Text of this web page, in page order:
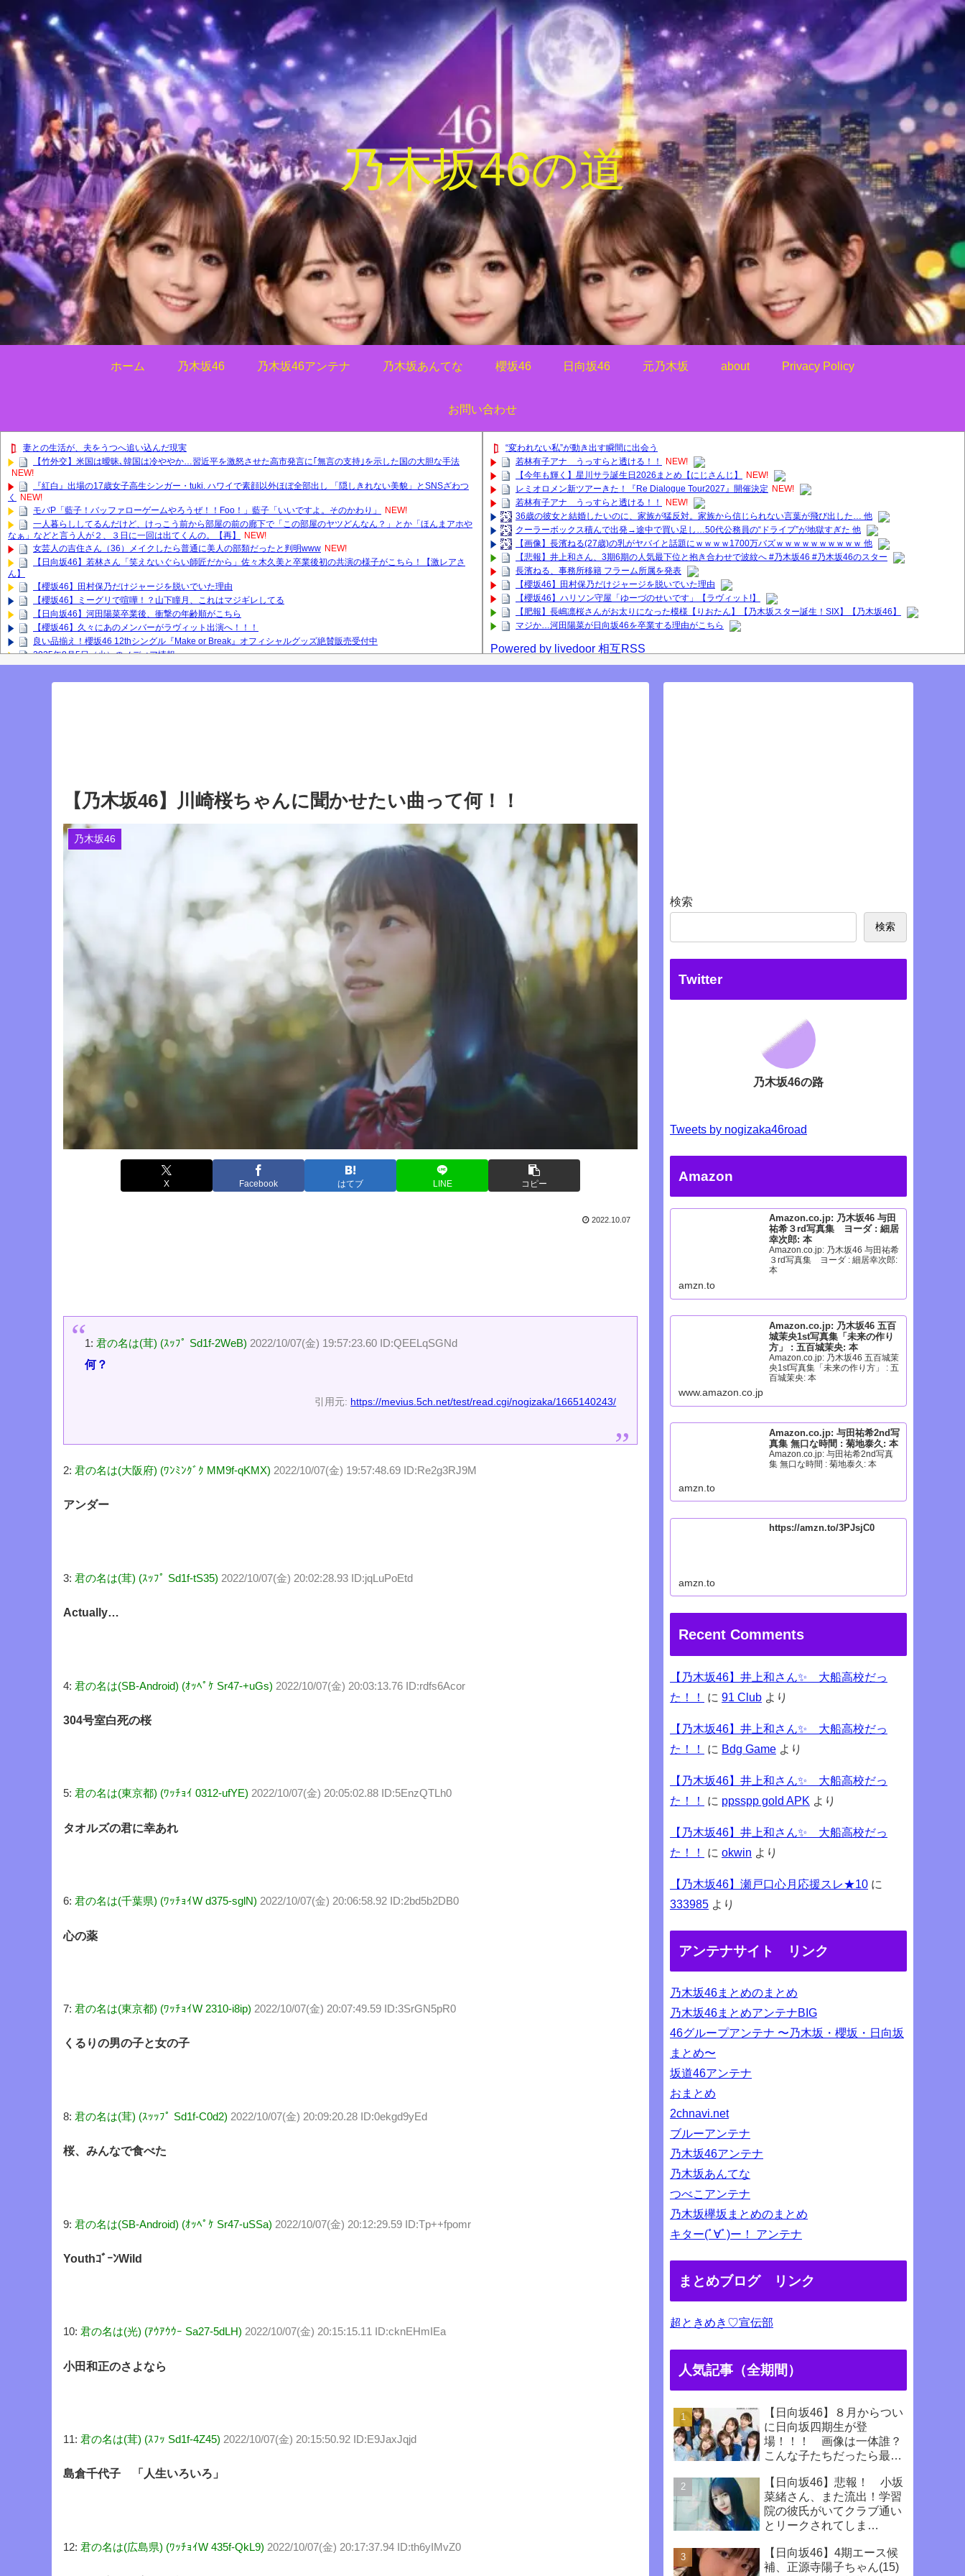
乃木坂46の道
ホーム 乃木坂46 乃木坂46アンテナ 乃木坂あんてな 櫻坂46 日向坂46 元乃木坂 about Privacy Policy
お問い合わせ
妻との生活が、夫をうつへ追い込んだ現実
【竹外交】米国は曖昧､韓国は冷ややか…習近平を激怒させた高市発言に｢無言の支持｣を示した国の大胆な手法
NEW!
『紅白』出場の17歳女子高生シンガー・tuki. ハワイで素顔以外ほぼ全部出し 「隠しきれない美貌」とSNSざわつ
く
NEW!
モバP「藍子！バッファローゲームやろうぜ！！Foo！」藍子「いいですよ。そのかわり」
NEW!
一人暮らししてるんだけど、けっこう前から部屋の前の廊下で「この部屋のヤツどんなん？」とか「ほんまアホや
なぁ」などと言う人が２、３日に一回は出てくんの。【再】
NEW!
女芸人の吉住さん（36）メイクしたら普通に美人の部類だったと判明www NEW!
【日向坂46】若林さん「笑えないぐらい師匠だから」佐々木久美と卒業後初の共演の様子がこちら！【激レアさ
ん】
【櫻坂46】田村保乃だけジャージを脱いでいた理由
【櫻坂46】ミーグリで喧嘩！？山下瞳月、これはマジギレしてる
【日向坂46】河田陽菜卒業後、衝撃の年齢順がこちら
【櫻坂46】久々にあのメンバーがラヴィット出演へ！！！
良い品揃え！櫻坂46 12thシングル『Make or Break』オフィシャルグッズ絶賛販売受付中
2025年8月5日（火）のメディア情報
岡本姫奈ブログ更新！ 順番に池田瑛紗との2ショット×２、菅原咲月、中西アルノとの3ショット、最後は菅原咲月
“変われない私”が動き出す瞬間に出会う
若林有子アナ うっすらと透ける！！
NEW!
【今年も輝く】星川サラ誕生日2026まとめ【にじさんじ】
NEW!
レミオロメン新ツアーきた！『Re Dialogue Tour2027』開催決定 NEW!
若林有子アナ うっすらと透ける！！
NEW!
36歳の彼女と結婚したいのに、家族が猛反対。家族から信じられない言葉が飛び出した… 他
クーラーボックス積んで出発→途中で買い足し…50代公務員の“ドライブ”が地獄すぎた 他
【画像】長濱ねる(27歳)の乳がヤバイと話題にｗｗｗｗ1700万バズｗｗｗｗｗｗｗｗｗｗ 他
【悲報】井上和さん、3期6期の人気最下位と抱き合わせで波紋へ #乃木坂46 #乃木坂46のスター
長濱ねる、事務所移籍 フラーム所属を発表
【櫻坂46】田村保乃だけジャージを脱いでいた理由
【櫻坂46】ハリソン守屋「ゆーづのせいです」【ラヴィット!】
【肥報】長嶋凛桜さんがお太りになった模様【りおたん】【乃木坂スター誕生！SIX】【乃木坂46】
マジか…河田陽菜が日向坂46を卒業する理由がこちら
Powered by livedoor 相互RSS
【乃木坂46】川崎桜ちゃんに聞かせたい曲って何！！
乃木坂46
X Facebook はてブ LINE コピー
2022.10.07
1: 君の名は(茸) (ｽｯﾌﾟ Sd1f-2WeB) 2022/10/07(金) 19:57:23.60 ID:QEELqSGNd
何？
引用元: https://mevius.5ch.net/test/read.cgi/nogizaka/1665140243/
2: 君の名は(大阪府) (ﾜﾝﾐﾝｸﾞｸ MM9f-qKMX) 2022/10/07(金) 19:57:48.69 ID:Re2g3RJ9M
アンダー
3: 君の名は(茸) (ｽｯﾌﾟ Sd1f-tS35) 2022/10/07(金) 20:02:28.93 ID:jqLuPoEtd
Actually…
4: 君の名は(SB-Android) (ｵｯﾍﾟｹ Sr47-+uGs) 2022/10/07(金) 20:03:13.76 ID:rdfs6Acor
304号室白死の桜
5: 君の名は(東京都) (ﾜｯﾁｮｲ 0312-ufYE) 2022/10/07(金) 20:05:02.88 ID:5EnzQTLh0
タオルズの君に幸あれ
6: 君の名は(千葉県) (ﾜｯﾁｮｲW d375-sglN) 2022/10/07(金) 20:06:58.92 ID:2bd5b2DB0
心の薬
7: 君の名は(東京都) (ﾜｯﾁｮｲW 2310-i8ip) 2022/10/07(金) 20:07:49.59 ID:3SrGN5pR0
くるりの男の子と女の子
8: 君の名は(茸) (ｽｯｯﾌﾟ Sd1f-C0d2) 2022/10/07(金) 20:09:20.28 ID:0ekgd9yEd
桜、みんなで食べた
9: 君の名は(SB-Android) (ｵｯﾍﾟｹ Sr47-uSSa) 2022/10/07(金) 20:12:29.59 ID:Tp++fpomr
YouthｺﾞｰﾝWild
10: 君の名は(光) (ｱｳｱｳｳｰ Sa27-5dLH) 2022/10/07(金) 20:15:15.11 ID:cknEHmIEa
小田和正のさよなら
11: 君の名は(茸) (ｽﾌｯ Sd1f-4Z45) 2022/10/07(金) 20:15:50.92 ID:E9JaxJqjd
島倉千代子 「人生いろいろ」
12: 君の名は(広島県) (ﾜｯﾁｮｲW 435f-QkL9) 2022/10/07(金) 20:17:37.94 ID:th6yIMvZ0
検索
検索
Twitter
乃木坂46の路
Tweets by nogizaka46road
Amazon
Amazon.co.jp: 乃木坂46 与田
祐希３rd写真集 ヨーダ : 細居
幸次郎: 本
Amazon.co.jp: 乃木坂46 与田祐希
３rd写真集 ヨーダ : 細居幸次郎:
本
amzn.to
Amazon.co.jp: 乃木坂46 五百
城茉央1st写真集「未来の作り
方」 : 五百城茉央: 本
Amazon.co.jp: 乃木坂46 五百城茉
央1st写真集「未来の作り方」 : 五
百城茉央: 本
www.amazon.co.jp
Amazon.co.jp: 与田祐希2nd写
真集 無口な時間 : 菊地泰久: 本
Amazon.co.jp: 与田祐希2nd写真
集 無口な時間 : 菊地泰久: 本
amzn.to
https://amzn.to/3PJsjC0
amzn.to
Recent Comments
【乃木坂46】井上和さん✨ 大船高校だっ
た！！
に 91 Club より
【乃木坂46】井上和さん✨ 大船高校だっ
た！！
に Bdg Game より
【乃木坂46】井上和さん✨ 大船高校だっ
た！！
に ppsspp gold APK より
【乃木坂46】井上和さん✨ 大船高校だっ
た！！
に okwin より
【乃木坂46】瀬戸口心月応援スレ★10 に
333985 より
アンテナサイト リンク
乃木坂46まとめのまとめ
乃木坂46まとめアンテナBIG
46グループアンテナ 〜乃木坂・櫻坂・日向坂
まとめ〜
坂道46アンテナ
おまとめ
2chnavi.net
ブルーアンテナ
乃木坂46アンテナ
乃木坂あんてな
つべこアンテナ
乃木坂欅坂まとめのまとめ
キター(ﾟ∀ﾟ)ー！ アンテナ
まとめブログ リンク
超ときめき♡宣伝部
人気記事（全期間）
【日向坂46】８月からつい
に日向坂四期生が登
場！！！ 画像は一体誰？
こんな子たちだったら最高
【日向坂46】悲報！ 小坂
菜緒さん、また流出！学習
院の彼氏がいてクラブ通い
とリークされてしま
【日向坂46】4期エース候
補、正源寺陽子ちゃん(15)